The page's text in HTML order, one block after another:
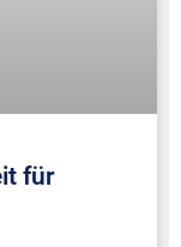
für